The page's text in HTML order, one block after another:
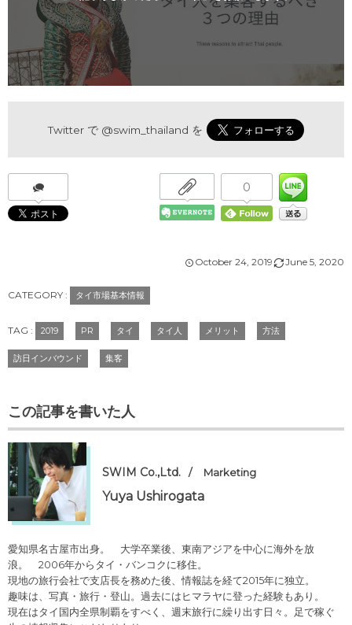
Twitter で @swim_thailand を
0
October 24 ,2019 June 5 2020
CATEGORY : タイ市場基本情報
TAG : 2019 PR タイ タイ人 メリット 方法
訪日インバウンド 集客
この記事を書いた人
SWIM Co.,Ltd. Marketing
Yuya Ushirogata
愛知県名古屋市出身。 大学卒業後、東南アジアを中心に海外を放
浪。 2006年からタイ・バンコクに移住。
現地の旅行会社で支店長を務めた後、情報誌を経て2015年に独立。
趣味は、写真・旅行・登山。過去にはヒマラヤに登った経験もあり。
現在はタイ国内全県制覇をすべく、週末旅行に繰り出す日々。足で稼ぐ